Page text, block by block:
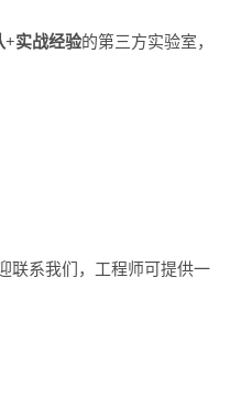
+实战经验的第三方实验室，
联系我们，工程师可提供一